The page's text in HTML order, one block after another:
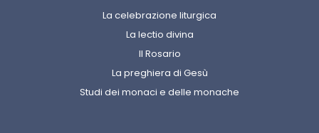
La celebrazione liturgica
La lectio divina
Il Rosario
La preghiera di Gesù
Studi dei monaci e delle monache